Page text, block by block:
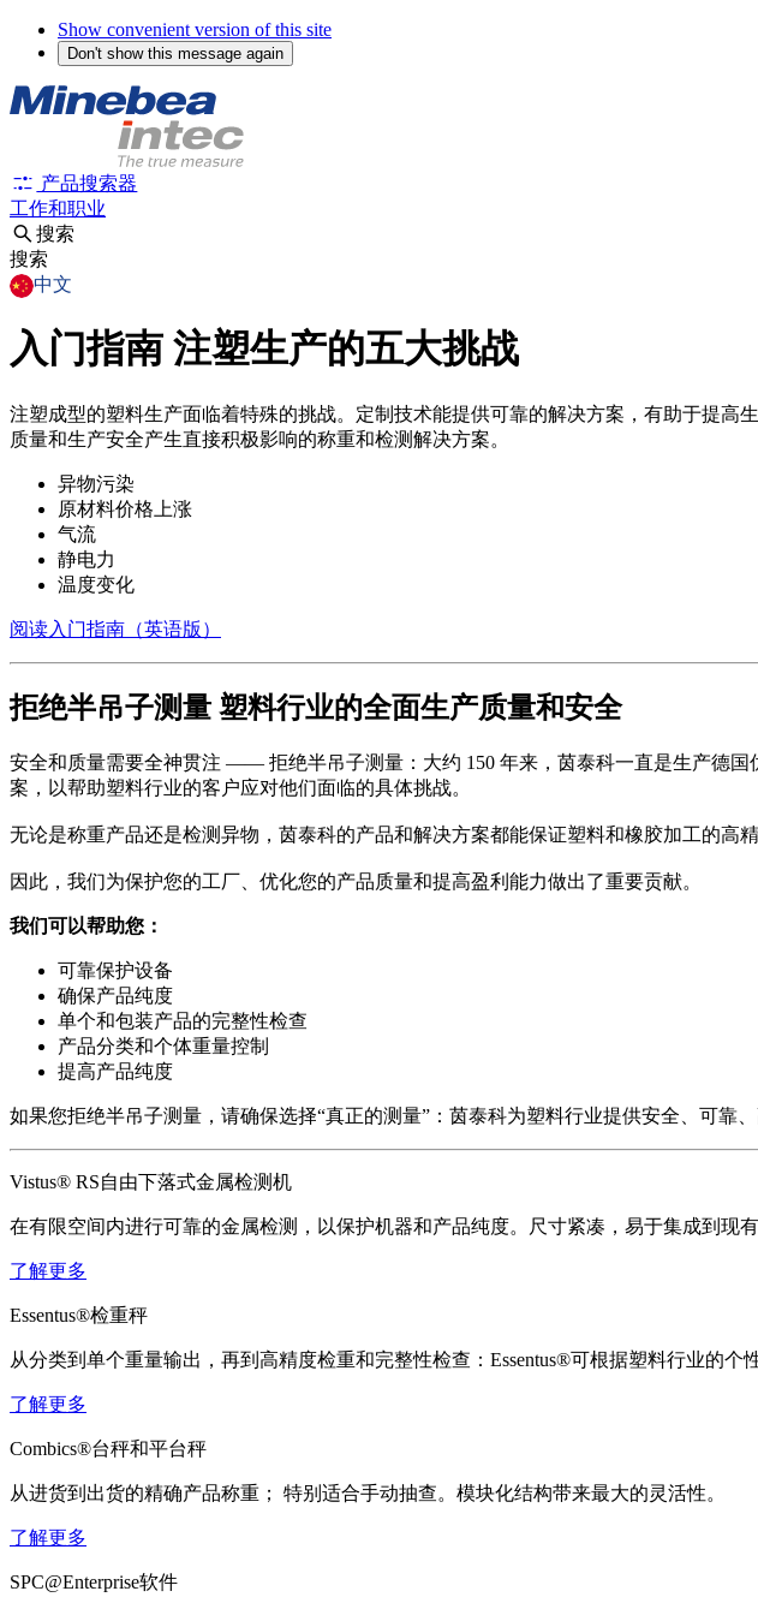
Show convenient version of this site
Don't show this message again
产品搜索器
工作和职业
搜索
搜索
中文
入门指南 注塑生产的五大挑战
注塑成型的塑料生产面临着特殊的挑战。定制技术能提供可靠的解决方案，有助于提
质量和生产安全产生直接积极影响的称重和检测解决方案。
异物污染
原材料价格上涨
气流
静电力
温度变化
阅读入门指南（英语版）
拒绝半吊子测量 塑料行业的全面生产质量和安全
安全和质量需要全神贯注 —— 拒绝半吊子测量：大约 150 年来，茵泰科一直是生产德
案，以帮助塑料行业的客户应对他们面临的具体挑战。
无论是称重产品还是检测异物，茵泰科的产品和解决方案都能保证塑料和橡胶加工的高
因此，我们为保护您的工厂、优化您的产品质量和提高盈利能力做出了重要贡献。
我们可以帮助您：
可靠保护设备
确保产品纯度
单个和包装产品的完整性检查
产品分类和个体重量控制
提高产品纯度
如果您拒绝半吊子测量，请确保选择“真正的测量”：茵泰科为塑料行业提供安全、可靠
Vistus® RS自由下落式金属检测机
在有限空间内进行可靠的金属检测，以保护机器和产品纯度。尺寸紧凑，易于集成到现有
了解更多
Essentus®检重秤
从分类到单个重量输出，再到高精度检重和完整性检查：Essentus®可根据塑料行业的个
了解更多
Combics®台秤和平台秤
从进货到出货的精确产品称重； 特别适合手动抽查。模块化结构带来最大的灵活性。
了解更多
SPC@Enterprise软件